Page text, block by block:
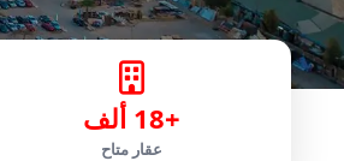
+18 ألف
عقار متاح